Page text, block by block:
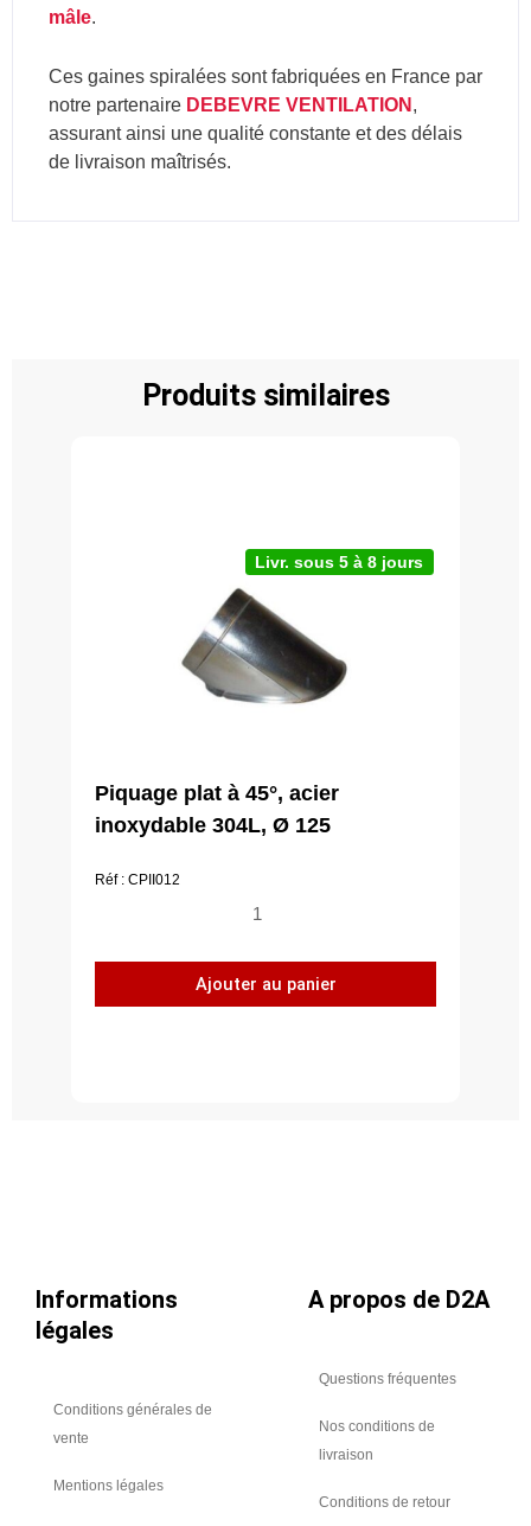
mâle.
Ces gaines spiralées sont fabriquées en France par
notre partenaire DEBEVRE VENTILATION ,
assurant ainsi une qualité constante et des délais
de livraison maîtrisés.
Produits similaires
Livr. sous 5 à 8 jours
Piquage plat à 45°, acier
inoxydable 304L, Ø 125
Réf : CPII012
quantité
Piquage
plat
Ajouter au panier
Informations
légales
Conditions générales de
vente
Mentions légales
A propos de D2A
Questions fréquentes
Nos conditions de
livraison
Conditions de retour